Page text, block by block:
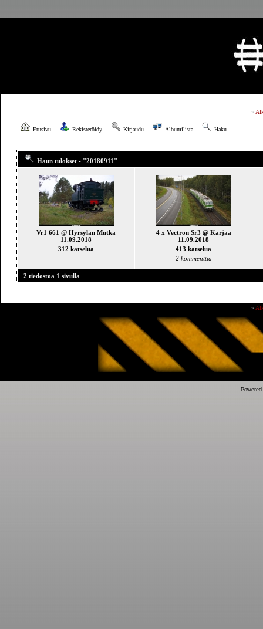
»
Etusivu Rekisteröidy Kirjaudu Albumilista Haku
Haun tulokset - "20180911"
Vr1 661 @ Hyrsylän Mutka
11.09.2018
312 katselua
4 x Vectron Sr3 @ Karjaa
11.09.2018
413 katselua
2 kommenttia
2 tiedostoa 1 sivulla
»